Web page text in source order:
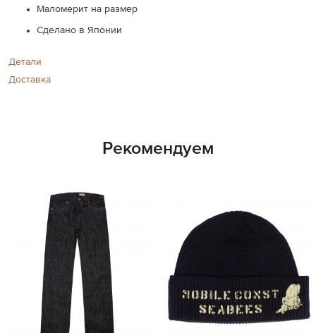
Маломерит на размер
Сделано в Японии
Детали
Доставка
Рекомендуем